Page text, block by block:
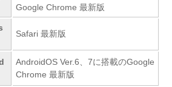
Google Chrome 最新版
Safari 最新版
AndroidOS Ver.6、7に搭載のGoogle
Chrome 最新版